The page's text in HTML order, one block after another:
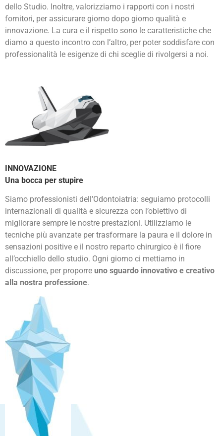
dello Studio. Inoltre, valorizziamo i rapporti con i nostri
fornitori, per assicurare giorno dopo giorno qualità e
innovazione. La cura e il rispetto sono le caratteristiche che
diamo a questo incontro con l’altro, per poter soddisfare con
professionalità le esigenze di chi sceglie di rivolgersi a noi.
INNOVAZIONE
Una bocca per stupire
Siamo professionisti dell’Odontoiatria: seguiamo protocolli
internazionali di qualità e sicurezza con l’obiettivo di
migliorare sempre le nostre prestazioni. Utilizziamo le
tecniche più avanzate per trasformare la paura e il dolore in
sensazioni positive e il nostro reparto chirurgico è il fiore
all’occhiello dello studio. Ogni giorno ci mettiamo in
discussione, per proporre uno sguardo innovativo e creativo
alla nostra professione.